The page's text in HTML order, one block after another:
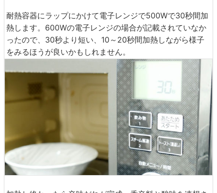
耐熱容器にラップにかけて電子レンジで500Wで30秒間加
熱します。600Wの電子レンジの場合が記載されていなか
ったので、30秒より短い、10～20秒間加熱しながら様子
をみるほうが良いかもしれません。